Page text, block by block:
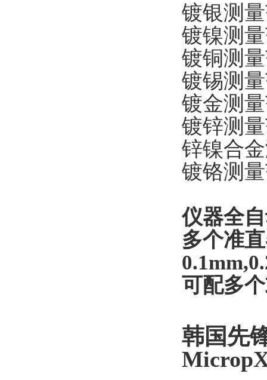
镀银测
镀镍测
镀铜测
镀锡测
镀金测
镀锌测
锌镍合
镀铬测
仪器全
多个准
可配多
韩国先